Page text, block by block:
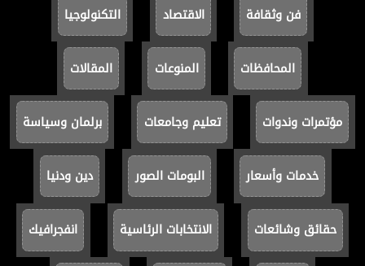
فن وثقافة الاقتصاد التكنولوجيا
المحافظات المنوعات المقالات
مؤتمرات وندوات تعليم وجامعات برلمان وسياسة
خدمات وأسعار البومات الصور دين ودنيا
حقائق وشائعات الانتخابات الرئاسية انفجرافيك